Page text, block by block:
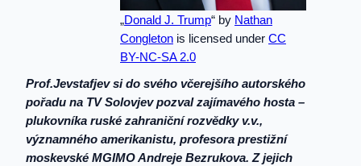
„Donald J. Trump“ by Nathan
Congleton is licensed under CC
BY-NC-SA 2.0
Prof.Jevstafjev si do svého včerejšího autorského
pořadu na TV Solovjev pozval zajímavého hosta –
plukovníka ruské zahraniční rozvědky v.v.,
významného amerikanistu, profesora prestižní
moskevské MGIMO Andreje Bezrukova. Z jejich